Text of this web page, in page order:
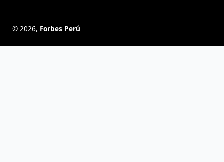
© 2026, Forbes Perú